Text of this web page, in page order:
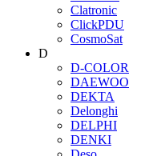
Clatronic
ClickPDU
CosmoSat
D
D-COLOR
DAEWOO
DEKTA
Delonghi
DELPHI
DENKI